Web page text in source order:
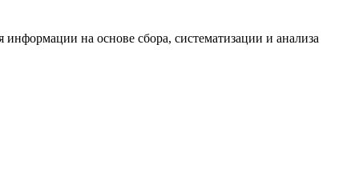
на основе сбора, систематизации и анализа